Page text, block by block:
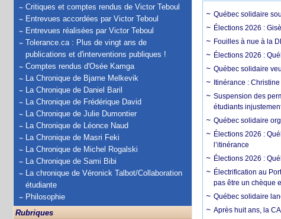
Critiques et comptes rendus de Victor Teboul
Entrevues accordées par Victor Teboul
Entrevues réalisées par Victor Teboul
Tolerance.ca : Plus de vingt ans de
publications et d'interventions publiques !
Comptes rendus d'Osée Kamga
La Chronique de Bjarne Melkevik
La Chronique de Daniel Baril
La Chronique de Frédérique David
La Chronique de Julie Dumontier
La Chronique de Léonce Naud
La Chronique de Masri Feki
La Chronique de Michel Rogalski
La Chronique de Sami Bibi
La chronique de Véronick Talbot/Collaboration
étudiante
Philosophie
Rubriques
Québec solidaire
Élections 2026 :
Fouilles à nue à la
Élections 2026 :
Québec solidaire
Itinérance :
Suspension des
étudiants
Québec solidaire
Élections 2026 :
l’itinérance
Élections 2026 :
Électrification au
pas être un chèque
Québec solidaire
Après huit ans, la